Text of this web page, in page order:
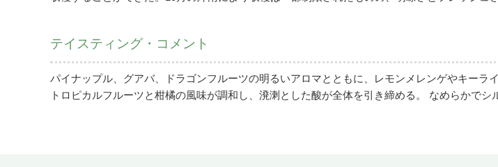
テイスティング・コメント
パイナップル、グアバ、ドラゴンフルーツの明るいアロマとともに、レモンメレンゲやキーラ
トロピカルフルーツと柑橘の風味が調和し、溌溂とした酸が全体を引き締める。 なめらかで